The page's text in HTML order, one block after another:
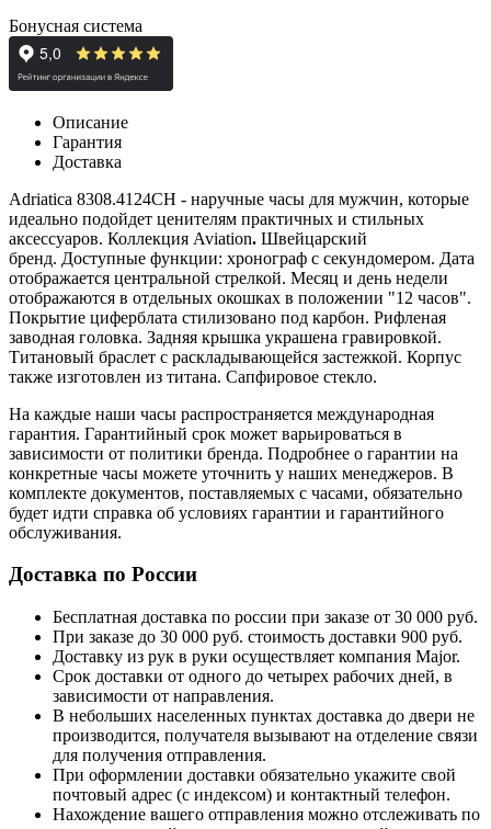
Бонусная система
Описание
Гарантия
Доставка
Adriatica 8308.4124CH - наручные часы для мужчин, которые
идеально подойдет ценителям практичных и стильных
аксессуаров. Коллекция Aviation. Швейцарский
бренд. Доступные функции: хронограф с секундомером. Дата
отображается центральной стрелкой. Месяц и день недели
отображаются в отдельных окошках в положении "12 часов".
Покрытие циферблата стилизовано под карбон. Рифленая
заводная головка. Задняя крышка украшена гравировкой.
Титановый браслет с раскладывающейся застежкой. Корпус
также изготовлен из титана. Сапфировое стекло.
На каждые наши часы распространяется международная
гарантия. Гарантийный срок может варьироваться в
зависимости от политики бренда. Подробнее о гарантии на
конкретные часы можете уточнить у наших менеджеров. В
комплекте документов, поставляемых с часами, обязательно
будет идти справка об условиях гарантии и гарантийного
обслуживания.
Доставка по России
Бесплатная доставка по россии при заказе от 30 000 руб.
При заказе до 30 000 руб. стоимость доставки 900 руб.
Доставку из рук в руки осуществляет компания Major.
Срок доставки от одного до четырех рабочих дней, в
зависимости от направления.
В небольших населенных пунктах доставка до двери не
производится, получателя вызывают на отделение связи
для получения отправления.
При оформлении доставки обязательно укажите свой
почтовый адрес (с индексом) и контактный телефон.
Нахождение вашего отправления можно отслеживать по